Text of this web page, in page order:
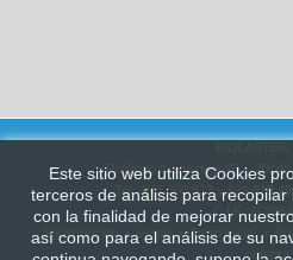
Este sitio web utiliza Cookies
terceros de análisis para recopilar
con la finalidad de mejorar
así como para el análisis de su
Polígono Aranaztegi 4B •
Tel.: 943 300 813 y 639 619
C.I.F.: B-
Subscripcion•e-mail •Aviso Legal•
compra